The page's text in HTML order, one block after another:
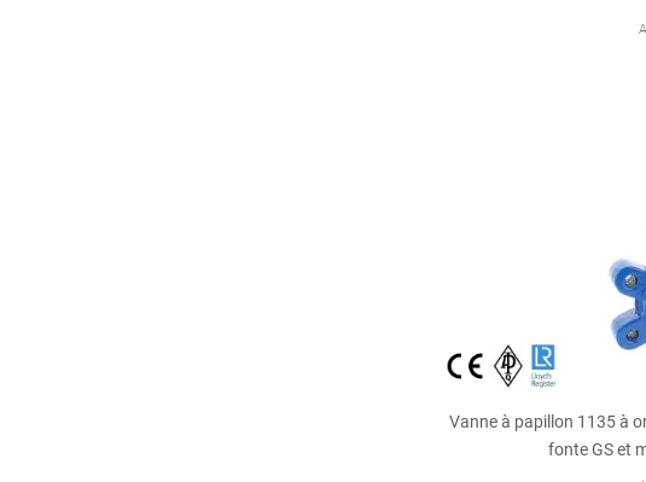
Vanne à papillon 1135 à
fonte GS et